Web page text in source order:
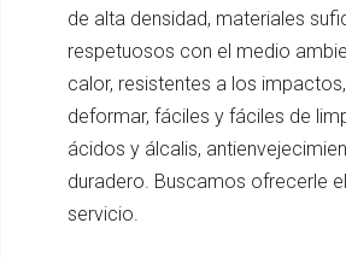
de alta densidad, materiales
respetuosos con el medio
calor, resistentes a los
deformar, fáciles y fáciles de
ácidos y álcalis,
duradero. Buscamos ofrecerle
servicio.